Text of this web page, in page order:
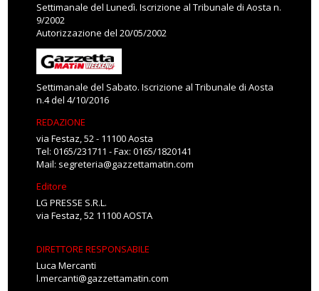
Settimanale del Lunedì. Iscrizione al Tribunale di Aosta n.
9/2002
Autorizzazione del 20/05/2002
Settimanale del Sabato. Iscrizione al Tribunale di Aosta
n.4 del 4/10/2016
REDAZIONE
via Festaz, 52 - 11100 Aosta
Tel: 0165/231711 - Fax: 0165/1820141
Mail: segreteria@gazzettamatin.com
Editore
LG PRESSE S.R.L.
via Festaz, 52 11100 AOSTA
DIRETTORE RESPONSABILE
Luca Mercanti
l.mercanti@gazzettamatin.com